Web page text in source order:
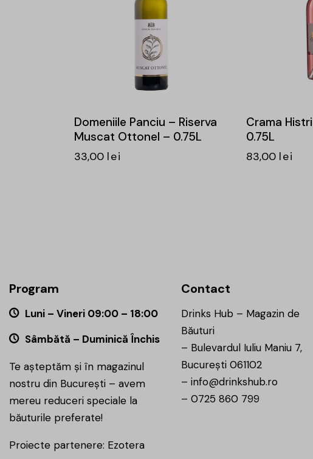
Domeniile Panciu – Riserva
Muscat Ottonel – 0.75L
33,00 lei
Crama
0.75L
83,00 lei
Program
Luni – Vineri 09:00 – 18:00
Sâmbătă – Duminică Închis
Te așteptăm și în magazinul
nostru din București – avem
mereu reduceri speciale la
băuturile preferate!
Proiecte partenere: Ezotera
Contact
Drinks Hub – Magazin de
Băuturi
– Bulevardul Iuliu Maniu 7,
București 061102
– info@drinkshub.ro
– 0725 860 799